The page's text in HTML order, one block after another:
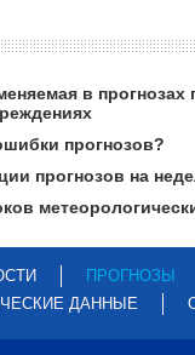
в прогнозах
прогнозов?
прогнозов на
ПРОГНОЗЫ
ДАННЫЕ